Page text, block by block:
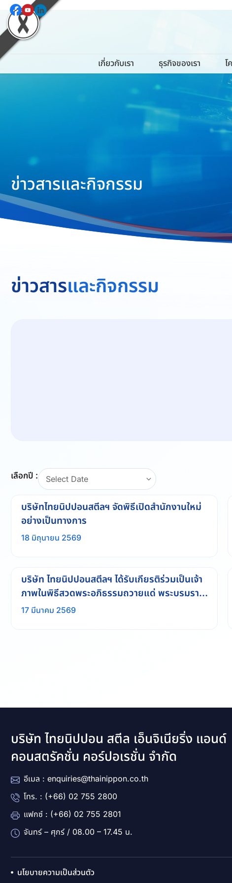
เกี่ยวกับเรา ธุรกิจของเรา โ
ข่าวสารและกิจกรรม
ข่าวสารและกิจกรรม
เลือกปี : Select Date
บริษัทไทยนิปปอนสตีลฯ จัดพิธีเปิดสำนักงานใหม่
อย่างเป็นทางการ
18 มิถุนายน 2569
บริษัท ไทยนิปปอนสตีลฯ ได้รับเกียรติร่วมเป็นเจ้า
ภาพในพิธีสวดพระอภิธรรมถวายแด่ พระบรมราช
ชนนีพันปีหลวง
17 มีนาคม 2569
บริษัท ไทยนิปปอน สตีล เอ็นจิเนียริ่ง แอนด์
คอนสตรัคชั่น คอร์ปอเรชั่น จำกัด
อีเมล : enquiries@thainippon.co.th
โทร. : (+66) 02 755 2800
แฟกซ์ : (+66) 02 755 2801
จันทร์ – ศุกร์ / 08.00 – 17.45 น.
นโยบายความเป็นส่วนตัว